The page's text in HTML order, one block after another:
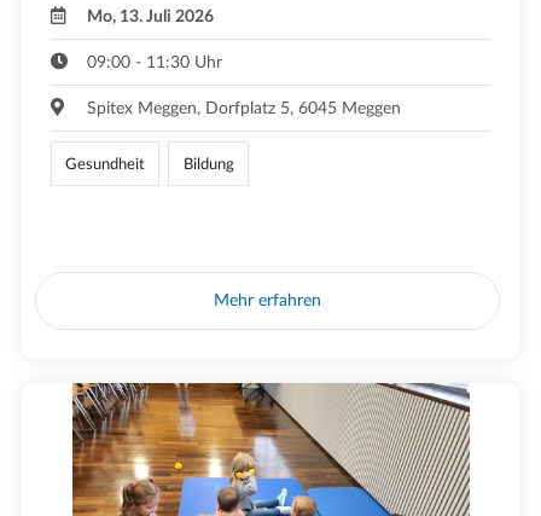
Mo, 13. Juli 2026
09:00 - 11:30 Uhr
Spitex Meggen, Dorfplatz 5, 6045 Meggen
Gesundheit Bildung
Mehr erfahren